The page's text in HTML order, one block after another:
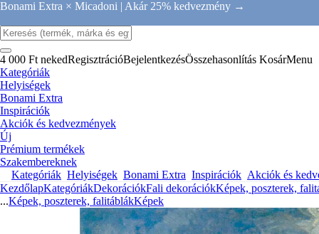
Bonami Extra × Micadoni | Akár 25% kedvezmény →
4 000 Ft nekedRegisztrációBejelentkezésÖsszehasonlítás KosárMenu
Kategóriák
Helyiségek
Bonami Extra
Inspirációk
Akciók és kedvezmények
Új
Prémium termékek
Szakembereknek
Kategóriák Helyiségek Bonami Extra Inspirációk Akciók és
KezdőlapKategóriákDekorációkFali dekorációkKépek, poszterek,
...Képek, poszterek, falitáblákKépek